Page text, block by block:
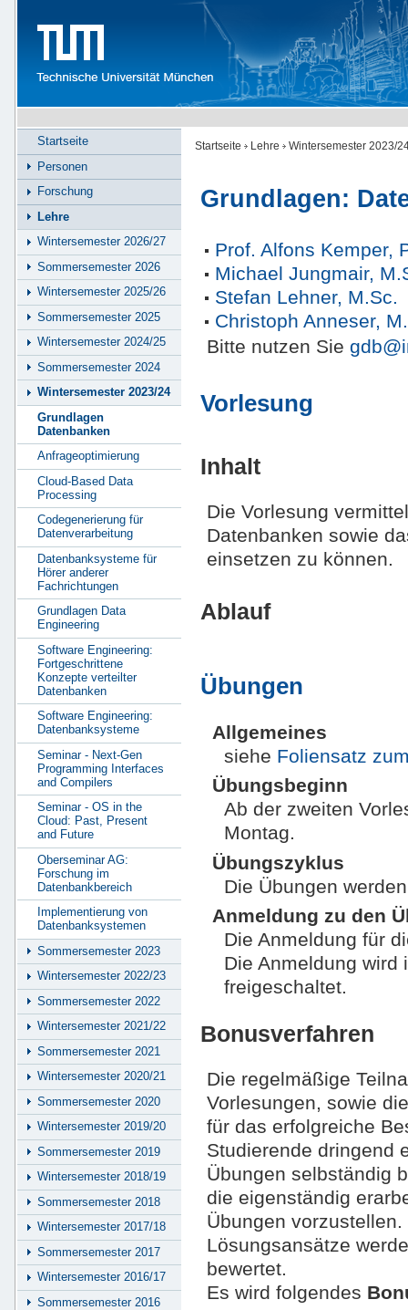
Startseite Lehre Wintersemester 2023/
Grundlagen:
Prof. Alfons Kemper,
Michael Jungmair,
Stefan Lehner, M.Sc.
Christoph Anneser,
Bitte nutzen Sie
Vorlesung
Inhalt
Die Vorlesung
Datenbanken sowie
einsetzen zu können.
Ablauf
Übungen
Allgemeines
siehe Foliensatz
Übungsbeginn
Ab der zweiten
Montag.
Übungszyklus
Die Übungen
Anmeldung zu den
Die Anmeldung für
Die Anmeldung wird
freigeschaltet.
Bonusverfahren
Die regelmäßige
Vorlesungen, sowie
für das erfolgreiche
Studierende dringend
Übungen selbständig
die eigenständig
Übungen
Lösungsansätze
bewertet.
Es wird folgendes
Startseite
Personen
Forschung
Lehre
Wintersemester 2026/27
Sommersemester 2026
Wintersemester 2025/26
Sommersemester 2025
Wintersemester 2024/25
Sommersemester 2024
Wintersemester 2023/24
Grundlagen
Datenbanken
Anfrageoptimierung
Cloud-Based Data
Processing
Codegenerierung für
Datenverarbeitung
Datenbanksysteme für
Hörer anderer
Fachrichtungen
Grundlagen Data
Engineering
Software Engineering:
Fortgeschrittene
Konzepte verteilter
Datenbanken
Software Engineering:
Datenbanksysteme
Seminar - Next-Gen
Programming Interfaces
and Compilers
Seminar - OS in the
Cloud: Past, Present
and Future
Oberseminar AG:
Forschung im
Datenbankbereich
Implementierung von
Datenbanksystemen
Sommersemester 2023
Wintersemester 2022/23
Sommersemester 2022
Wintersemester 2021/22
Sommersemester 2021
Wintersemester 2020/21
Sommersemester 2020
Wintersemester 2019/20
Sommersemester 2019
Wintersemester 2018/19
Sommersemester 2018
Wintersemester 2017/18
Sommersemester 2017
Wintersemester 2016/17
Sommersemester 2016